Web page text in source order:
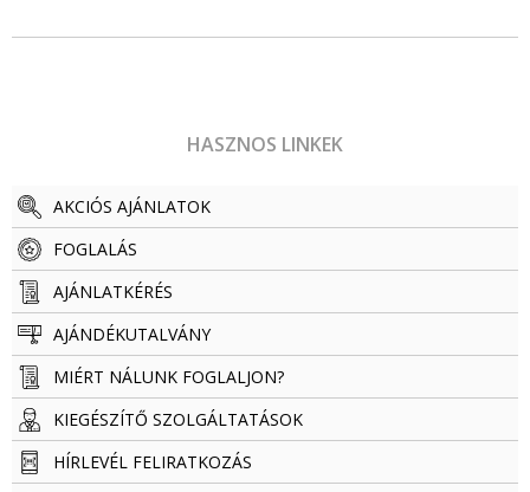
HASZNOS LINKEK
AKCIÓS AJÁNLATOK
FOGLALÁS
AJÁNLATKÉRÉS
AJÁNDÉKUTALVÁNY
MIÉRT NÁLUNK FOGLALJON?
KIEGÉSZÍTŐ SZOLGÁLTATÁSOK
HÍRLEVÉL FELIRATKOZÁS